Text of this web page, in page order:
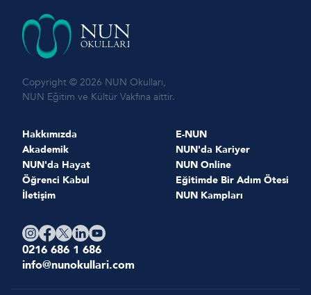
Copyright © 2026 NUN Okulları,
NUN Eğitim ve Kültür Vakfına aittir.
Hakkımızda
Akademik
NUN'da Hayat
Öğrenci Kabul
İletişim
E-NUN
NUN'da Kariyer
NUN Online
Eğitimde Bir Adım Ötesi
NUN Kampları
0216 686 1 686
info@nunokullari.com